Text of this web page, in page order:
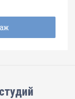
студий